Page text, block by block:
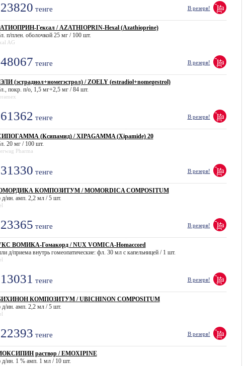
23820 тенге В резерв!
Гексал / AZATHIOPRIN-Hexal (Azathioprine)
п/плен. оболочкой 25 мг / 100 шт.
AG
48067 тенге В резерв!
(эстрадиол+номегэстрол) / ZOELY (estradiol+nomegestrol)
покр. п/о, 1,5 мг+2,5 мг / 84 шт.
61362 тенге В резерв!
(Ксипамид) / XIPAGAMMA (Xipamide) 20
20 мг / 100 шт.
Pharma
31330 тенге В резерв!
КОМПОЗИТУМ / MOMORDICA COMPOSITUM
д/ин. амп. 2,2 мл / 5 шт.
23365 тенге В резерв!
ВОМИКА-Гомакорд / NUX VOMICA-Homaccord
д/приема внутрь гомеопатические: фл. 30 мл с капельницей / 1 шт.
13031 тенге В резерв!
КОМПОЗИТУМ / UBICHINON COMPOSITUM
д/ин. амп. 2,2 мл / 5 шт.
22393 тенге В резерв!
раствор / EMOXIPINE
д/ин. 1 % амп. 1 мл / 10 шт.